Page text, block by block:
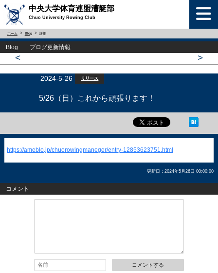
中央大学体育連盟漕艇部
Chuo University Rowing Club
ホーム Blog 詳細
Blog ブログ更新情報
< >
2024-5-26 リリース
5/26（日）これから頑張ります！
https://ameblo.jp/chuorowingmaneger/entry-12853623751.html
更新日：2024年5月26日 00:00:00
コメント
コメントする